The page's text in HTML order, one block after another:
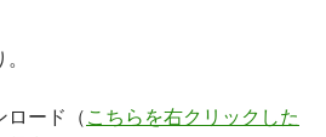
ロード（ こちらを右クリックした